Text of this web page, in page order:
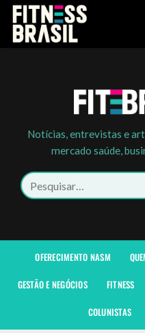
Skip
content
Notícias, entrevistas e
mercado saúde,
Pesquisar
por:
OFERECIMENTO NASM
GESTÃO E NEGÓCIOS FITNESS
COLUNISTAS